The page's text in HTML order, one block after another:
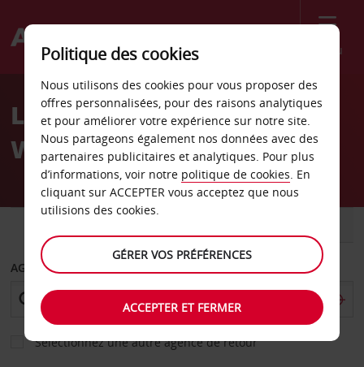
Menu
Welcome
AvisLocation de voiture
Worcester
AGENCE DE DÉPART
Sélectionnez une autre agence de retour
Politique des cookies
Nous utilisons des cookies pour vous proposer des
offres personnalisées, pour des raisons analytiques
et pour améliorer votre expérience sur notre site.
Nous partageons également nos données avec des
partenaires publicitaires et analytiques. Pour plus
d’informations, voir notre politique de cookies. En
cliquant sur ACCEPTER vous acceptez que nous
utilisions des cookies.
GÉRER VOS PRÉFÉRENCES
ACCEPTER ET FERMER